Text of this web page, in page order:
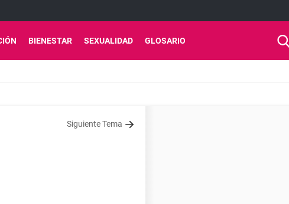
BIENESTAR SEXUALIDAD GLOSARIO
Siguiente Tema